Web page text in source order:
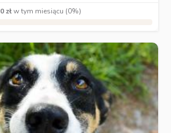
0 złw tym miesiącu (0%)